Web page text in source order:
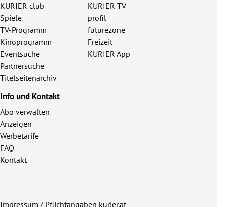
KURIER club
Spiele
TV-Programm
Kinoprogramm
Eventsuche
Partnersuche
Titelseitenarchiv
KURIER TV
profil
futurezone
Freizeit
KURIER App
Info und Kontakt
Abo verwalten
Anzeigen
Werbetarife
FAQ
Kontakt
Impressum / Pflichtangaben kurier.at